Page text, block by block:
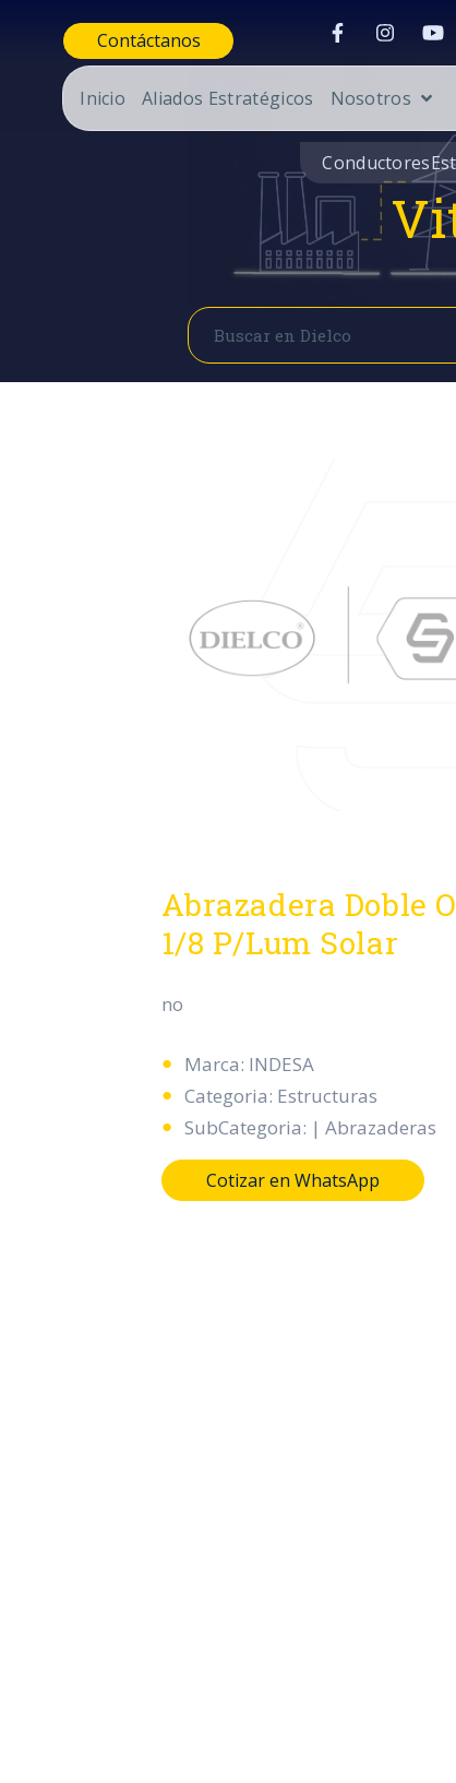
Contáctanos
Inicio Aliados Estratégicos Nosotros
Conductores
Buscar
Abrazadera Doble
1/8 P/Lum Solar
no
Marca: INDESA
Categoria: Estructuras
SubCategoria: | Abrazaderas
Cotizar en WhatsApp